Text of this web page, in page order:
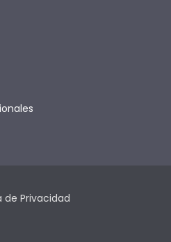
de Privacidad